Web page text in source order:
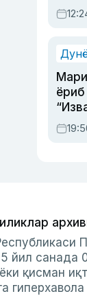
ёриб
йил санада
қисман